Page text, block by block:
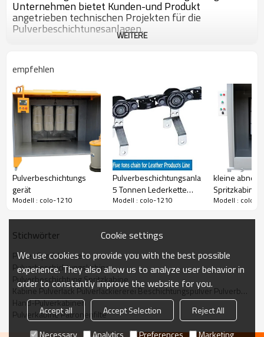
Unternehmen bietet Kunden-und Produkt
angetrieben technischen Projekten für die
Pulverbeschichtungsanlagen.
Wir haben Produkte im Angebot! Bitte rufen Sie uns
colochina@colourspray.com
für Informationen, wie wir derzeit bevöl unsere
Website Informationen.
Manuelle Spritzkabine
WEITERE
empfehlen
Pulverbeschichtungs
gerät
Modell : colo-1210
Pulverbeschichtungsanlage
5 Tonnen Lederkette
Förderketten
Modell : colo-1210
kleine
Spritzkabine
Modell : colo-
Stichwörter
Pulver Sprühkabine
Pulverbeschichtungskabine
Pulverbeschichtung Spritzkabine
Kabine Pulverlack Pulverlackiererei Beschichtungspulver Pulverbeschichtung
Hand-Pulverkabinen
Pulverkabine Patronenfilte
Cookie settings
We use cookies to provide you with the best possible
experience. They also allow us to analyze user behavior in
order to constantly improve the website for you.
Accept all Accept Selection
Reject All
Necessary
Analytics Preferences Marketing